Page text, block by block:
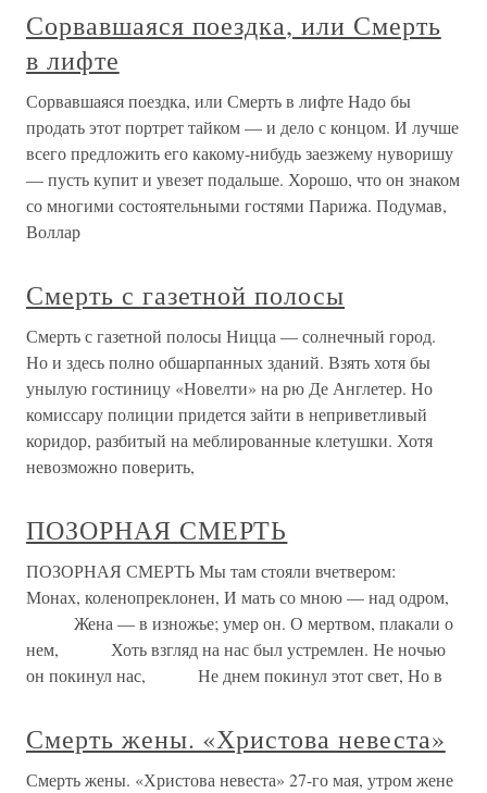
Сорвавшаяся поездка, или Смерть
в лифте
Сорвавшаяся поездка, или Смерть в лифте Надо бы
продать этот портрет тайком — и дело с концом. И лучше
всего предложить его какому-нибудь заезжему нуворишу
— пусть купит и увезет подальше. Хорошо, что он знаком
со многими состоятельными гостями Парижа. Подумав,
Воллар
Смерть с газетной полосы
Смерть с газетной полосы Ницца — солнечный город.
Но и здесь полно обшарпанных зданий. Взять хотя бы
унылую гостиницу «Новелти» на рю Де Англетер. Но
комиссару полиции придется зайти в неприветливый
коридор, разбитый на меблированные клетушки. Хотя
невозможно поверить,
ПОЗОРНАЯ СМЕРТЬ
ПОЗОРНАЯ СМЕРТЬ Мы там стояли вчетвером:
Монах, коленопреклонен, И мать со мною — над одром,
Жена — в изножье; умер он. О мертвом, плакали о
нем, Хоть взгляд на нас был устремлен. Не ночью
он покинул нас, Не днем покинул этот свет, Но в
Смерть жены. «Христова невеста»
Смерть жены. «Христова невеста» 27-го мая, утром жене